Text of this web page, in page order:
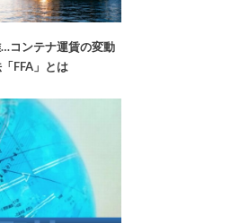
コンテナ運賃の変動
FFA」とは